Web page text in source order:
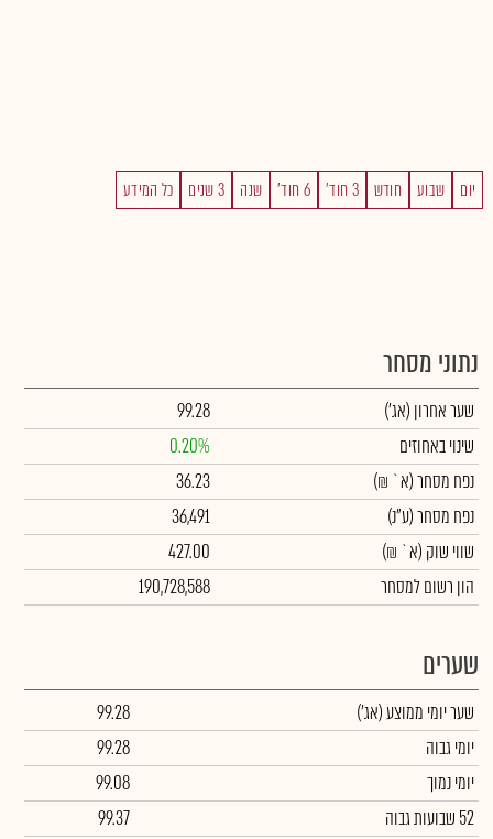
יום שבוע חודש 3 חוד' 6 חוד' שנה 3 שנים כל המידע
נתוני מסחר
שער אחרון (אג')
99.28
שינוי באחוזים
0.20%
נפח מסחר(א` ₪)
36.23
נפח מסחר(ע"נ)
36,491
שווי שוק (א` ₪)
427.00
הון רשום למסחר
190,728,588
שערים
שער יומי ממוצע(אג')
99.28
יומי גבוה
99.28
יומי נמוך
99.08
52 שבועות גבוה
99.37